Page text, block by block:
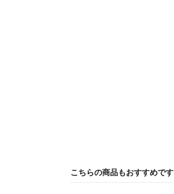
こちらの商品もおすすめです